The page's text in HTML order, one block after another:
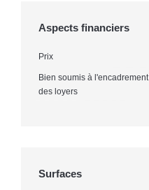
Aspects financiers
Prix
Bien soumis à l'encadrement
des loyers
Surfaces